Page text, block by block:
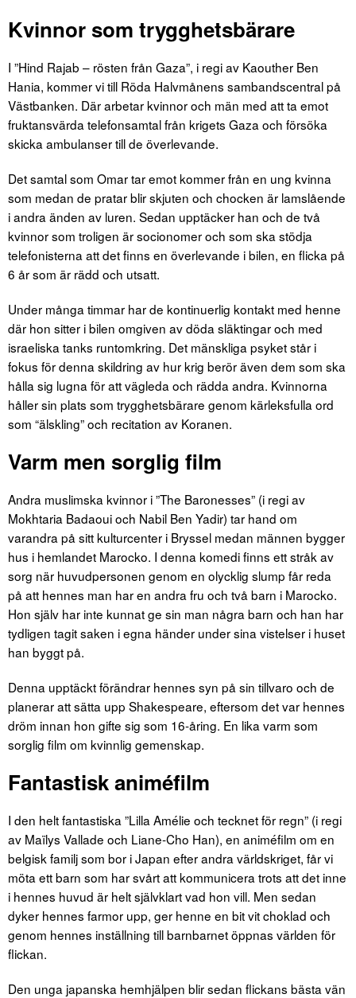
Kvinnor som trygghetsbärare
I ”Hind Rajab – rösten från Gaza”, i regi av Kaouther Ben
Hania, kommer vi till Röda Halvmånens sambandscentral på
Västbanken. Där arbetar kvinnor och män med att ta emot
fruktansvärda telefonsamtal från krigets Gaza och försöka
skicka ambulanser till de överlevande.
Det samtal som Omar tar emot kommer från en ung kvinna
som medan de pratar blir skjuten och chocken är lamslående
i andra änden av luren. Sedan upptäcker han och de två
kvinnor som troligen är socionomer och som ska stödja
telefonisterna att det finns en överlevande i bilen, en flicka på
6 år som är rädd och utsatt.
Under många timmar har de kontinuerlig kontakt med henne
där hon sitter i bilen omgiven av döda släktingar och med
israeliska tanks runtomkring. Det mänskliga psyket står i
fokus för denna skildring av hur krig berör även dem som ska
hålla sig lugna för att vägleda och rädda andra. Kvinnorna
håller sin plats som trygghetsbärare genom kärleksfulla ord
som “älskling” och recitation av Koranen.
Varm men sorglig film
Andra muslimska kvinnor i ”The Baronesses” (i regi av
Mokhtaria Badaoui och Nabil Ben Yadir) tar hand om
varandra på sitt kulturcenter i Bryssel medan männen bygger
hus i hemlandet Marocko. I denna komedi finns ett stråk av
sorg när huvudpersonen genom en olycklig slump får reda
på att hennes man har en andra fru och två barn i Marocko.
Hon själv har inte kunnat ge sin man några barn och han har
tydligen tagit saken i egna händer under sina vistelser i huset
han byggt på.
Denna upptäckt förändrar hennes syn på sin tillvaro och de
planerar att sätta upp Shakespeare, eftersom det var hennes
dröm innan hon gifte sig som 16-åring. En lika varm som
sorglig film om kvinnlig gemenskap.
Fantastisk animéfilm
I den helt fantastiska ”Lilla Amélie och tecknet för regn” (i regi
av Maïlys Vallade och Liane-Cho Han), en animéfilm om en
belgisk familj som bor i Japan efter andra världskriget, får vi
möta ett barn som har svårt att kommunicera trots att det inne
i hennes huvud är helt självklart vad hon vill. Men sedan
dyker hennes farmor upp, ger henne en bit vit choklad och
genom hennes inställning till barnbarnet öppnas världen för
flickan.
Den unga japanska hemhjälpen blir sedan flickans bästa vän